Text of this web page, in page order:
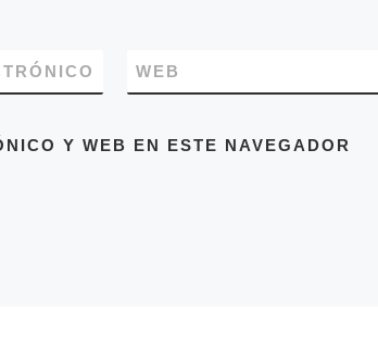
WEB
Y WEB EN ESTE NAVEGADOR